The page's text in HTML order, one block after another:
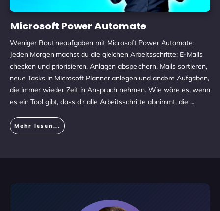
Microsoft Power Automate
Weniger Routineaufgaben mit Microsoft Power Automate:
Jeden Morgen machst du die gleichen Arbeitsschritte: E-Mails
checken und priorisieren, Anlagen abspeichern, Mails sortieren,
neue Tasks in Microsoft Planner anlegen und andere Aufgaben,
die immer wieder Zeit in Anspruch nehmen. Wie wäre es, wenn
es ein Tool gibt, dass dir alle Arbeitsschritte abnimmt, die ...
Mehr lesen...